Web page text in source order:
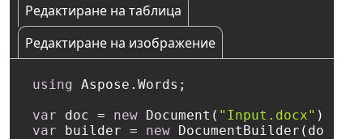
Редактиране на таблица
Редактиране на изображение
using Aspose.Words;
var doc = new Document( "Input.docx"
var builder = new DocumentBuilder(doc);